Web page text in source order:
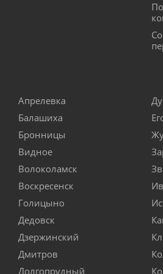
Апрелевка
Балашиха
Бронницы
Видное
Волоколамск
Воскресенск
Голицыно
Дедовск
Дзержинский
Дмитров
Долгопрудный